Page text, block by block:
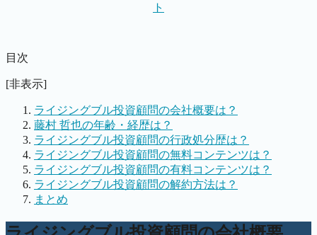
ト
目次
[非表示]
ライジングブル投資顧問の会社概要は？
藤村 哲也の年齢・経歴は？
ライジングブル投資顧問の行政処分歴は？
ライジングブル投資顧問の無料コンテンツは？
ライジングブル投資顧問の有料コンテンツは？
ライジングブル投資顧問の解約方法は？
まとめ